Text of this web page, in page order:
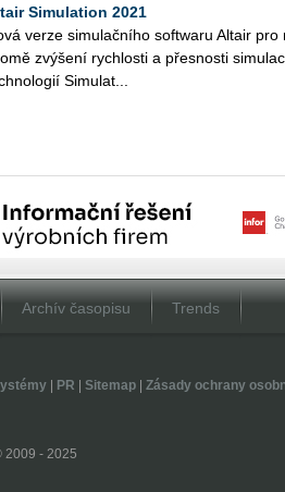
Simulation 2021
verze si­mu­lač­ní­ho soft­wa­ru Al­tair pro
zvý­še­ní rych­los­ti a přes­nos­ti
Si­mu­lat...
Archív časopisu Trends
| PR Sitemap| Zásady ochrany
2009 - 2025